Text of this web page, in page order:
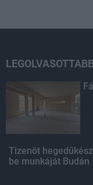
Tizenöt
be munkáját Budán